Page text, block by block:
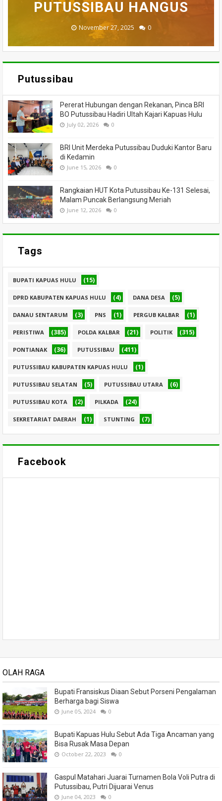
MENINGGAL DUNIA
July 05, 2026 0
PUTUSSIBAU HANGUS
November 27, 2025 0
BADAU BERI BANTUAN
March 26, 2025 0
DILALAP API
March 13, 2025 0
MASSA
February 18, 2025 0
Putussibau
Pererat Hubungan dengan Rekanan, Pinca BRI
BO Putussibau Hadiri Ultah Kajari Kapuas Hulu
July 02, 2026 0
BRI Unit Merdeka Putussibau Duduki Kantor Baru
di Kedamin
June 15, 2026 0
Rangkaian HUT Kota Putussibau Ke-131 Selesai,
Malam Puncak Berlangsung Meriah
June 12, 2026 0
Tags
BUPATI KAPUAS HULU (15)
DPRD KABUPATEN KAPUAS HULU (4) DANA DESA (5)
DANAU SENTARUM (3) PNS (1) PERGUB KALBAR (1)
PERISTIWA (385) POLDA KALBAR (21) POLITIK (315)
PONTIANAK (36) PUTUSSIBAU (411)
PUTUSSIBAU KABUPATEN KAPUAS HULU (1)
PUTUSSIBAU SELATAN (5) PUTUSSIBAU UTARA (6)
PUTUSSIBAU KOTA (2) PILKADA (24)
SEKRETARIAT DAERAH (1) STUNTING (7)
Facebook
OLAH RAGA
Bupati Fransiskus Diaan Sebut Porseni Pengalaman
Berharga bagi Siswa
June 05, 2024 0
Bupati Kapuas Hulu Sebut Ada Tiga Ancaman yang
Bisa Rusak Masa Depan
October 22, 2023 0
Gaspul Matahari Juarai Turnamen Bola Voli Putra di
Putussibau, Putri Dijuarai Venus
June 04, 2023 0